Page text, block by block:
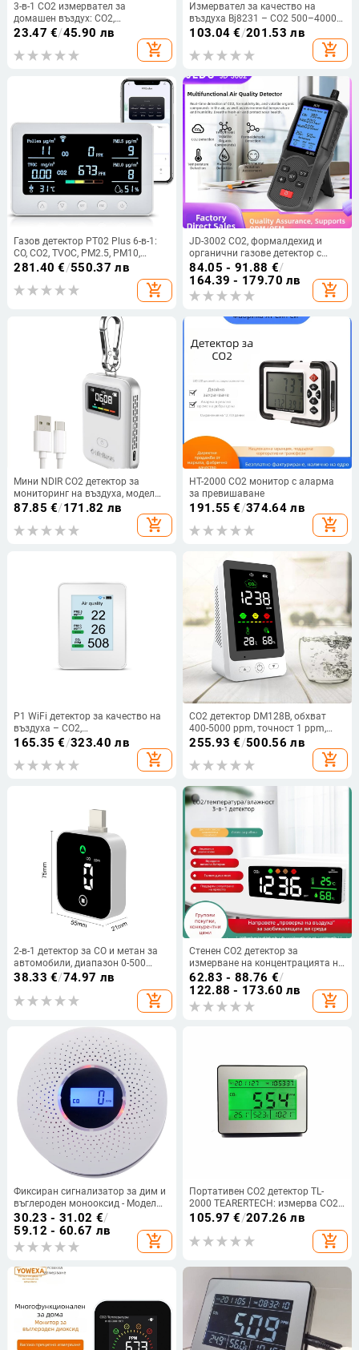
3-в-1 CO2 измервател за
домашен въздух: CO2,
температура и влажност
23.47 €/45.90 лв
add_shopping_cart
Измервател за качество на
въздуха Bj8231 – CO2 500–4000
ppm, Температура, Влажност,
TVOC, Sensirion Swiss сензор
103.04 €/201.53 лв
add_shopping_cart
Газов детектор PT02 Plus 6-в-1:
CO, CO2, TVOC, PM2.5, PM10,
температура и влажност (Модел:
PT02 Plus; Измерва: CO, CO2,
TVOC, PM2.5, PM10, температура,
влажност; Захранване: DC12V;
281.40 €/550.37 лв
add_shopping_cart
JD-3002 CO2, формалдехид и
органични газове детектор с
температура и влажност - шест в
едно измерване на качеството на
въздуха
84.05 - 91.88 €/
164.39 - 179.70 лв
add_shopping_cart
Мини NDIR CO2 детектор за
мониторинг на въздуха, модел
BCM02, диапазон 400–5000 ppm,
захранване Type-C
87.85 €/171.82 лв
add_shopping_cart
HT-2000 CO2 монитор с аларма
за превишаване
191.55 €/374.64 лв
add_shopping_cart
P1 WiFi детектор за качество на
въздуха – CO2,
PM2.5/PM10/PM1.0, диапазон
400–9999 ppm, 5% точност,
дисплей 240×320
165.35 €/323.40 лв
add_shopping_cart
CO2 детектор DM128B, обхват
400-5000 ppm, точност 1 ppm,
напрежение 5V
255.93 €/500.56 лв
add_shopping_cart
2-в-1 детектор за CO и метан за
автомобили, диапазон 0-500
ppm, USB захранване 5V,
резолюция 1 ppm, модел DM339-
CO/METHANE
38.33 €/74.97 лв
add_shopping_cart
Стенен CO2 детектор за
измерване на концентрацията на
CO2, диапазон 400–5000 ppm,
точност ±5%
62.83 - 88.76 €/
122.88 - 173.60 лв
add_shopping_cart
Фиксиран сигнализатор за дим и
въглероден монооксид - Модел
512, точност 95%, захранване
4.5V, батерии 3x AA
30.23 - 31.02 €/
59.12 - 60.67 лв
add_shopping_cart
Портативен CO2 детектор TL-
2000 TEARERTECH: измерва CO2,
температура, влажност,
височина; диапазон 0-9999 ppm,
точност ±50 ppm ±5% rdg (0-5000)
105.97 €/207.26 лв
add_shopping_cart